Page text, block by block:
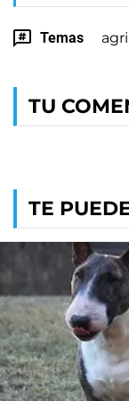
Temas
TU
TE